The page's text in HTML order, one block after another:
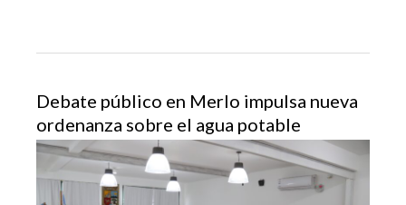
Debate público en Merlo impulsa nueva
ordenanza sobre el agua potable